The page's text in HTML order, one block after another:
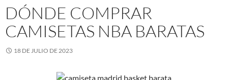
DÓNDE COMPRAR
CAMISETAS NBA BARATAS
18 DE JULIO DE 2023